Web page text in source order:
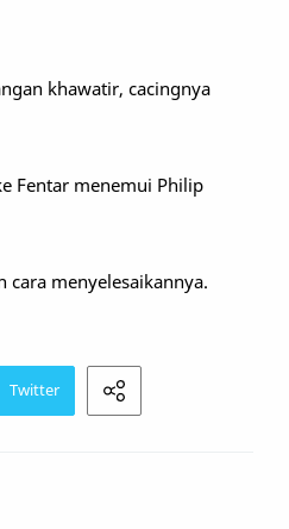
khawatir, cacingnya
Fentar menemui Philip
cara menyelesaikannya.